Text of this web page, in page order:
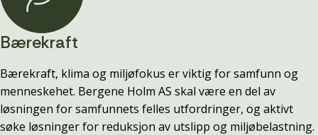
Bærekraft
Bærekraft, klima og miljøfokus er viktig for samfunn og
menneskehet. Bergene Holm AS skal være en del av
løsningen for samfunnets felles utfordringer, og aktivt
søke løsninger for reduksjon av utslipp og miljøbelastning.